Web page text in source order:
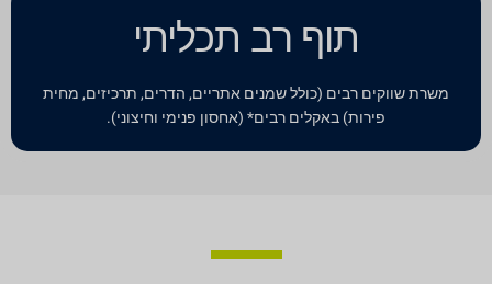
תוף רב תכליתי
משרת שווקים רבים (כולל שמנים אתריים, הדרים, תרכיזים, מחית
פירות) באקלים רבים* (אחסון פנימי וחיצוני).